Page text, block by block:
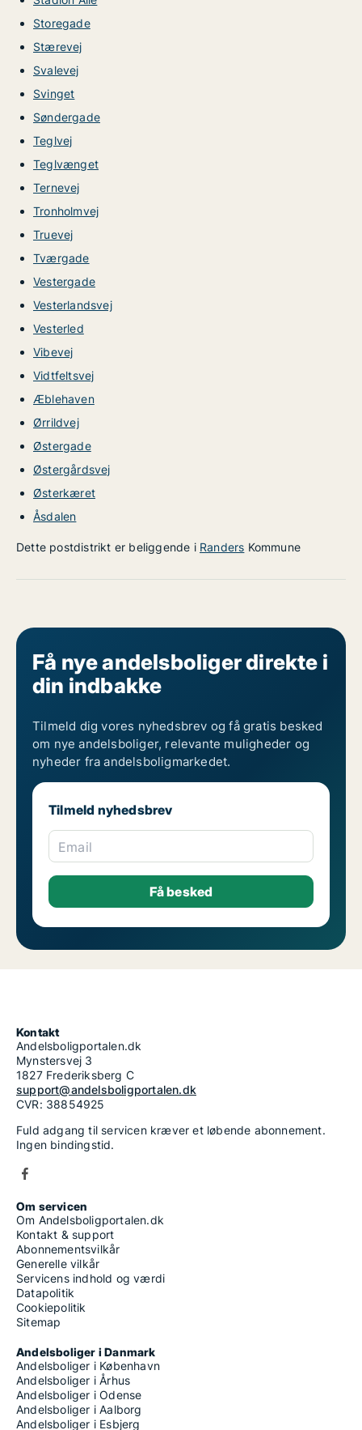
Storegade
Stærevej
Svalevej
Svinget
Søndergade
Teglvej
Teglvænget
Ternevej
Tronholmvej
Truevej
Tværgade
Vestergade
Vesterlandsvej
Vesterled
Vibevej
Vidtfeltsvej
Æblehaven
Ørrildvej
Østergade
Østergårdsvej
Østerkæret
Åsdalen
Dette postdistrikt er beliggende i Randers Kommune
Få nye andelsboliger direkte i
din indbakke
Tilmeld dig vores nyhedsbrev og få gratis besked
om nye andelsboliger, relevante muligheder og
nyheder fra andelsboligmarkedet.
Tilmeld nyhedsbrev
Email
Kontakt
Andelsboligportalen.dk
Mynstersvej 3
1827 Frederiksberg C
support@andelsboligportalen.dk
CVR: 38854925
Fuld adgang til servicen kræver et løbende abonnement.
Ingen bindingstid.
Om servicen
Om Andelsboligportalen.dk
Kontakt & support
Abonnementsvilkår
Generelle vilkår
Servicens indhold og værdi
Datapolitik
Cookiepolitik
Sitemap
Andelsboliger i Danmark
Andelsboliger i København
Andelsboliger i Århus
Andelsboliger i Odense
Andelsboliger i Aalborg
Andelsboliger i Esbjerg